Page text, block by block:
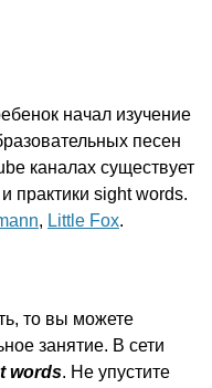
начал изучение
песен
каналах существует
практики sight words.
, Little Fox.
то вы можете
занятие. В сети
words. Не упустите